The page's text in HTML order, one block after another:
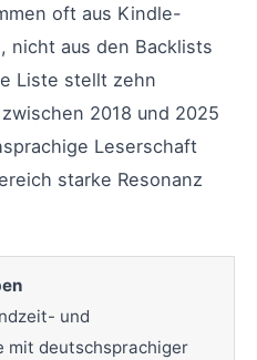
oft aus Kindle-
nicht aus den Backlists
Liste stellt zehn
2018 und 2025
Leserschaft
starke Resonanz
und
mit deutschsprachiger